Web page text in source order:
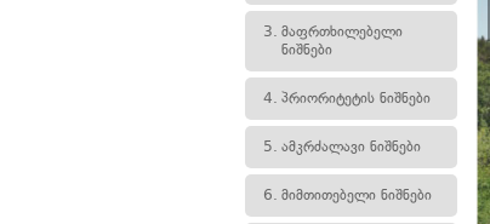
3. მაფრთხილებელი
ნიშნები
4. პრიორიტეტის ნიშნები
5. ამკრძალავი ნიშნები
6. მიმთითებელი ნიშნები